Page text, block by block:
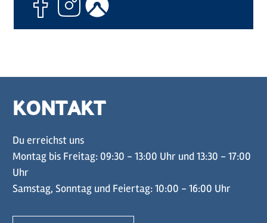
KONTAKT
Du erreichst uns
Montag bis Freitag: 09:30 - 13:00 Uhr und 13:30 - 17:00
Uhr
Samstag, Sonntag und Feiertag: 10:00 - 16:00 Uhr